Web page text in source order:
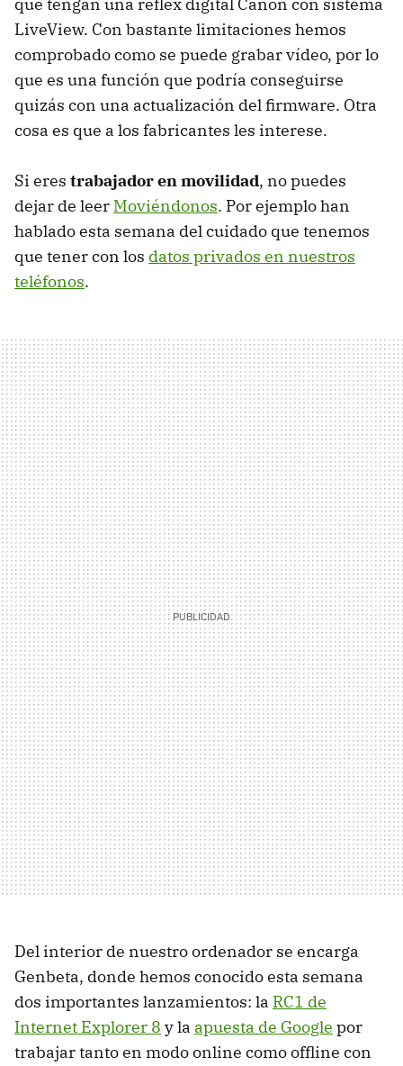
que tengan una réflex digital Canon con sistema
LiveView. Con bastante limitaciones hemos
comprobado como se puede grabar vídeo, por lo
que es una función que podría conseguirse
quizás con una actualización del firmware. Otra
cosa es que a los fabricantes les interese.
Si eres trabajador en movilidad, no puedes
dejar de leer Moviéndonos. Por ejemplo han
hablado esta semana del cuidado que tenemos
que tener con los datos privados en nuestros
teléfonos.
Del interior de nuestro ordenador se encarga
Genbeta, donde hemos conocido esta semana
dos importantes lanzamientos: la RC1 de
Internet Explorer 8 y la apuesta de Google por
trabajar tanto en modo online como offline con